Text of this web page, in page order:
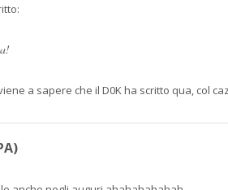
a sapere che il D0K ha scritto qua, col